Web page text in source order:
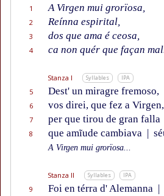
1 A Virgen mui grorïosa,
2 Reínna espirital,
3 dos que ama é ceosa,
4 ca non quér que façan
Stanza I Syllables IPA
5 Dest' un miragre fremoso,
6 vos direi, que fez a Virgen,
7 per que tirou de gran falla
8 que amĩude cambiava |
A Virgen mui grorïosa...
Stanza II Syllables IPA
9 Foi en térra d' Alemanna |